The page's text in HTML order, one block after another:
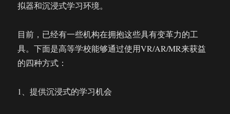
拟器和沉浸式学习环境。
目前，已经有一些机构在拥抱这些具有变革力的工
具。下面是高等学校能够通过使用VR/AR/MR来获益
的四种方式：
1、提供沉浸式的学习机会